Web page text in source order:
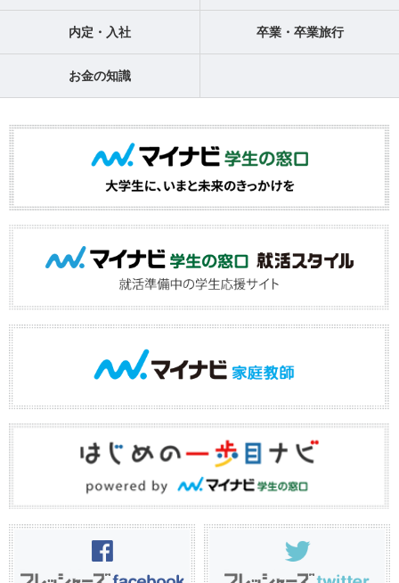
内定・入社 卒業・卒業旅行
お金の知識